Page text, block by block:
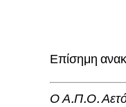
Επίσημη
Ο Α.Π.Ο.